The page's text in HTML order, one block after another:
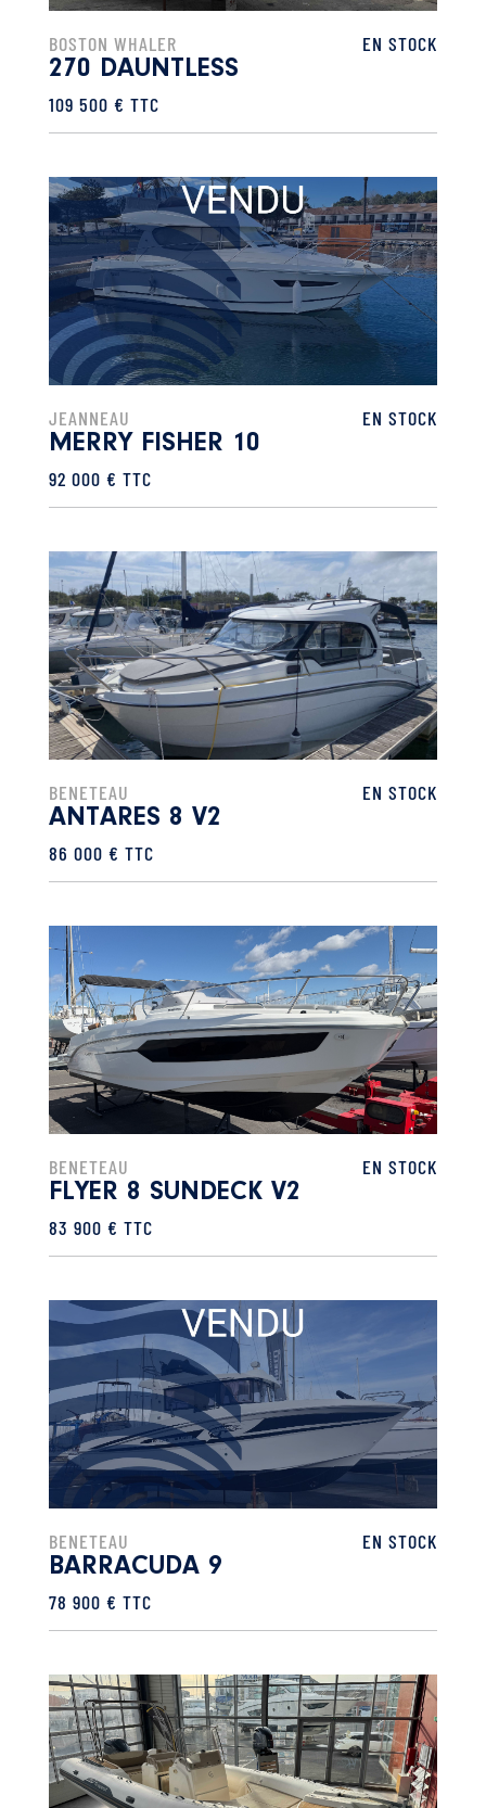
BOSTON WHALER EN STOCK
270 DAUNTLESS
109 500 € TTC
JEANNEAU EN STOCK
MERRY FISHER 10
92 000 € TTC
BENETEAU EN STOCK
ANTARES 8 V2
86 000 € TTC
BENETEAU EN STOCK
FLYER 8 SUNDECK V2
83 900 € TTC
BENETEAU EN STOCK
BARRACUDA 9
78 900 € TTC